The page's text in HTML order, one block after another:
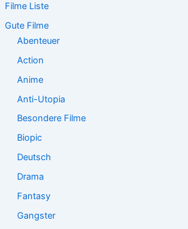
n
n
Filme Liste
Gute Filme
Abenteuer
Action
Anime
Anti-Utopia
Besondere Filme
Biopic
Deutsch
Drama
Fantasy
Gangster